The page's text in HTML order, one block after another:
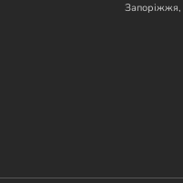
Запоріжжя,